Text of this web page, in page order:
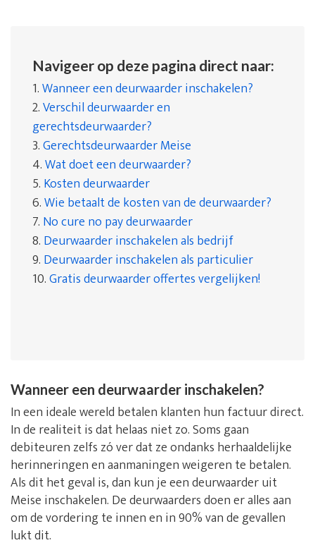
Navigeer op deze pagina direct naar:
1.Wanneer een deurwaarder inschakelen?
2.Verschil deurwaarder en
gerechtsdeurwaarder?
3.Gerechtsdeurwaarder Meise
4.Wat doet een deurwaarder?
5. Kosten deurwaarder
6.Wie betaalt de kosten van de deurwaarder?
7. No cure no pay deurwaarder
8. Deurwaarder inschakelen als bedrijf
9. Deurwaarder inschakelen als particulier
10.Gratis deurwaarder offertes vergelijken!
Wanneer een deurwaarder inschakelen?
In een ideale wereld betalen klanten hun factuur direct.
In de realiteit is dat helaas niet zo. Soms gaan
debiteuren zelfs zó ver dat ze ondanks herhaaldelijke
herinneringen en aanmaningen weigeren te betalen.
Als dit het geval is, dan kun je een deurwaarder uit
Meise inschakelen. De deurwaarders doen er alles aan
om de vordering te innen en in 90% van de gevallen
lukt dit.